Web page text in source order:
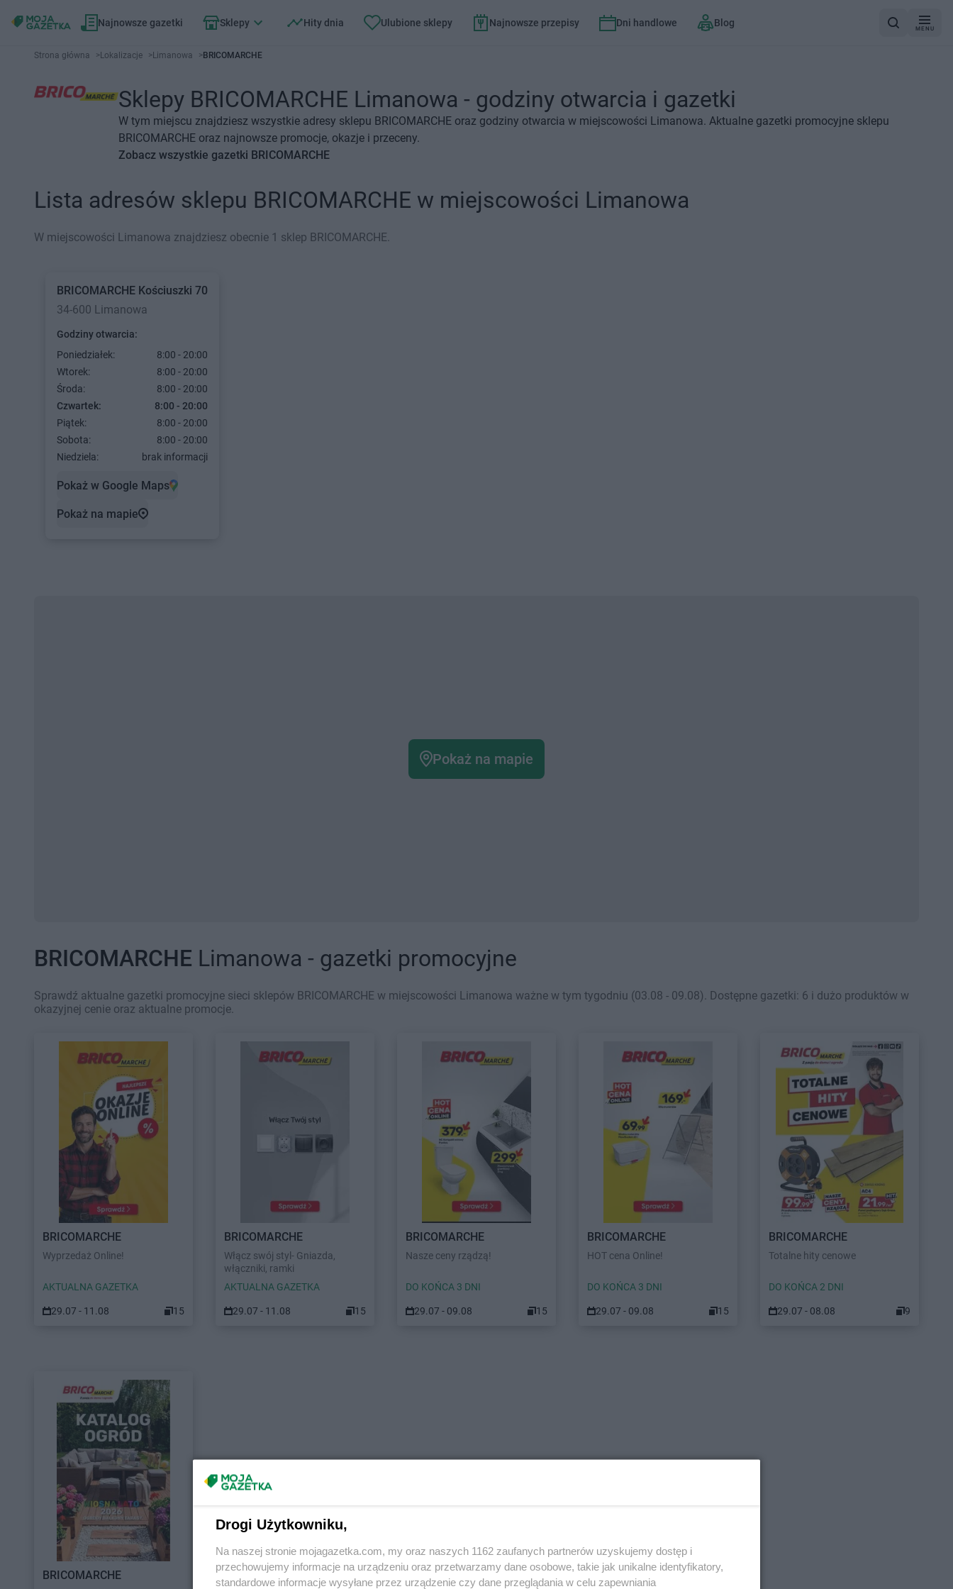
Najnowsze gazetki Sklepy Hity dnia Ulubione sklepy Najnowsze przepisy Dni handlowe Blog
MENU
Strona główna >Lokalizacje >Limanowa >BRICOMARCHE
Sklepy BRICOMARCHE Limanowa - godziny otwarcia i gazetki
W tym miejscu znajdziesz wszystkie adresy sklepu BRICOMARCHE oraz godziny otwarcia w miejscowości Limanowa. Aktualne gazetki promocyjne sklepu
BRICOMARCHE oraz najnowsze promocje, okazje i przeceny.
Zobacz wszystkie gazetki BRICOMARCHE
Lista adresów sklepu BRICOMARCHE w miejscowości Limanowa
W miejscowości Limanowa znajdziesz obecnie 1 sklep BRICOMARCHE.
BRICOMARCHE Kościuszki 70
34-600 Limanowa
Godziny otwarcia:
Poniedziałek:
8:00 - 20:00
Wtorek:
8:00 - 20:00
Środa:
8:00 - 20:00
Czwartek:
8:00 - 20:00
Piątek:
8:00 - 20:00
Sobota:
8:00 - 20:00
Niedziela:
brak informacji
Pokaż w Google Maps
Pokaż na mapie
Pokaż na mapie
BRICOMARCHE Limanowa - gazetki promocyjne
Sprawdź aktualne gazetki promocyjne sieci sklepów BRICOMARCHE w miejscowości Limanowa ważne w tym tygodniu (03.08 - 09.08). Dostępne gazetki: 6 i dużo produktów w
okazyjnej cenie oraz aktualne promocje.
BRICOMARCHE
Wyprzedaż Online!
AKTUALNA GAZETKA
29.07 - 11.08 15
BRICOMARCHE
Włącz swój styl- Gniazda,
włączniki, ramki
AKTUALNA GAZETKA
29.07 - 11.08 15
BRICOMARCHE
Nasze ceny rządzą!
DO KOŃCA 3 DNI
29.07 - 09.08 15
BRICOMARCHE
HOT cena Online!
DO KOŃCA 3 DNI
29.07 - 09.08 15
BRICOMARCHE
Totalne hity cenowe
DO KOŃCA 2 DNI
29.07 - 08.08 9
BRICOMARCHE
Drogi Użytkowniku,
Na naszej stronie mojagazetka.com, my oraz naszych 1162 zaufanych partnerów uzyskujemy dostęp i
przechowujemy informacje na urządzeniu oraz przetwarzamy dane osobowe, takie jak unikalne identyfikatory,
standardowe informacje wysyłane przez urządzenie czy dane przeglądania w celu zapewniania